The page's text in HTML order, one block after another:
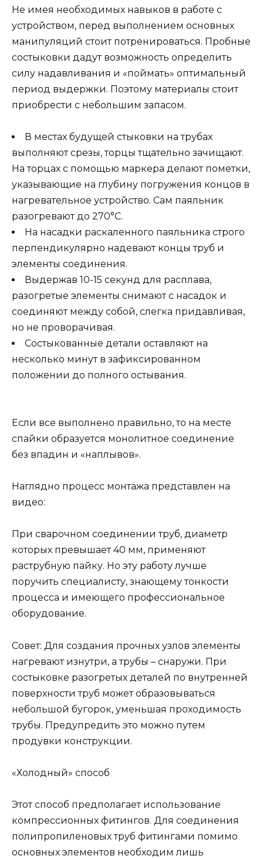
Не имея необходимых навыков в работе с
устройством, перед выполнением основных
манипуляций стоит потренироваться. Пробные
состыковки дадут возможность определить
силу надавливания и «поймать» оптимальный
период выдержки. Поэтому материалы стоит
приобрести с небольшим запасом.
В местах будущей стыковки на трубах
выполняют срезы, торцы тщательно зачищают.
На торцах с помощью маркера делают пометки,
указывающие на глубину погружения концов в
нагревательное устройство. Сам паяльник
разогревают до 270°С.
На насадки раскаленного паяльника строго
перпендикулярно надевают концы труб и
элементы соединения.
Выдержав 10-15 секунд для расплава,
разогретые элементы снимают с насадок и
соединяют между собой, слегка придавливая,
но не проворачивая.
Состыкованные детали оставляют на
несколько минут в зафиксированном
положении до полного остывания.
Если все выполнено правильно, то на месте
спайки образуется монолитное соединение
без впадин и «наплывов».
Наглядно процесс монтажа представлен на
видео:
При сварочном соединении труб, диаметр
которых превышает 40 мм, применяют
раструбную пайку. Но эту работу лучше
поручить специалисту, знающему тонкости
процесса и имеющего профессиональное
оборудование.
Совет: Для создания прочных узлов элементы
нагревают изнутри, а трубы – снаружи. При
состыковке разогретых деталей по внутренней
поверхности труб может образовываться
небольшой бугорок, уменьшая проходимость
трубы. Предупредить это можно путем
продувки конструкции.
«Холодный» способ
Этот способ предполагает использование
компрессионных фитингов. Для соединения
полипропиленовых труб фитингами помимо
основных элементов необходим лишь